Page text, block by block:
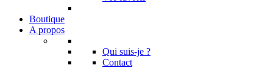
Boutique
A propos
Qui suis-je ?
Contact